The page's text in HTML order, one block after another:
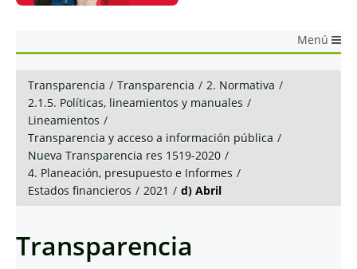
Menú
Transparencia / Transparencia / 2. Normativa /
2.1.5. Políticas, lineamientos y manuales /
Lineamientos /
Transparencia y acceso a información pública /
Nueva Transparencia res 1519-2020 /
4. Planeación, presupuesto e Informes /
Estados financieros / 2021 / d) Abril
Transparencia